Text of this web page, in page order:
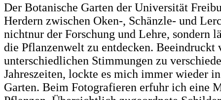
Der Botanische Garten der Universität
Herdern zwischen Oken-, Schänzle- und
nichtnur der Forschung und Lehre, sondern
die Pflanzenwelt zu entdecken. Beeindruckt
unterschiedlichen Stimmungen zu
Jahreszeiten, lockte es mich immer wieder
Garten. Beim Fotografieren erfuhr ich eine